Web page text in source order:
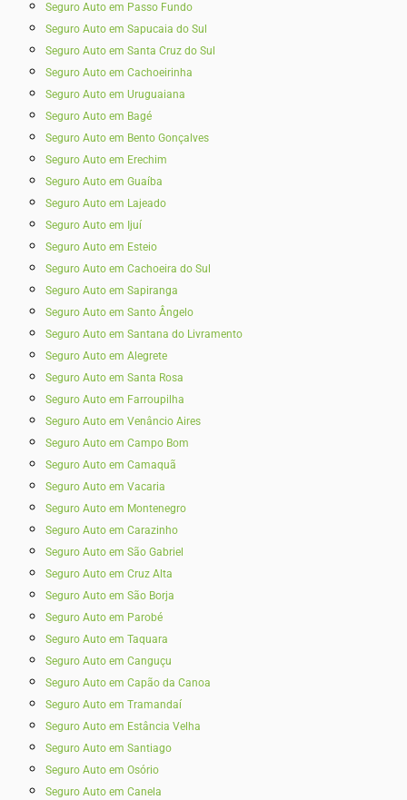
Seguro Auto em Passo Fundo
Seguro Auto em Sapucaia do Sul
Seguro Auto em Santa Cruz do Sul
Seguro Auto em Cachoeirinha
Seguro Auto em Uruguaiana
Seguro Auto em Bagé
Seguro Auto em Bento Gonçalves
Seguro Auto em Erechim
Seguro Auto em Guaíba
Seguro Auto em Lajeado
Seguro Auto em Ijuí
Seguro Auto em Esteio
Seguro Auto em Cachoeira do Sul
Seguro Auto em Sapiranga
Seguro Auto em Santo Ângelo
Seguro Auto em Santana do Livramento
Seguro Auto em Alegrete
Seguro Auto em Santa Rosa
Seguro Auto em Farroupilha
Seguro Auto em Venâncio Aires
Seguro Auto em Campo Bom
Seguro Auto em Camaquã
Seguro Auto em Vacaria
Seguro Auto em Montenegro
Seguro Auto em Carazinho
Seguro Auto em São Gabriel
Seguro Auto em Cruz Alta
Seguro Auto em São Borja
Seguro Auto em Parobé
Seguro Auto em Taquara
Seguro Auto em Canguçu
Seguro Auto em Capão da Canoa
Seguro Auto em Tramandaí
Seguro Auto em Estância Velha
Seguro Auto em Santiago
Seguro Auto em Osório
Seguro Auto em Canela